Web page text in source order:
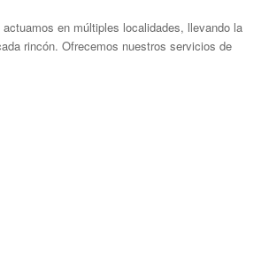
actuamos en múltiples localidades, llevando la
rincón. Ofrecemos nuestros servicios de